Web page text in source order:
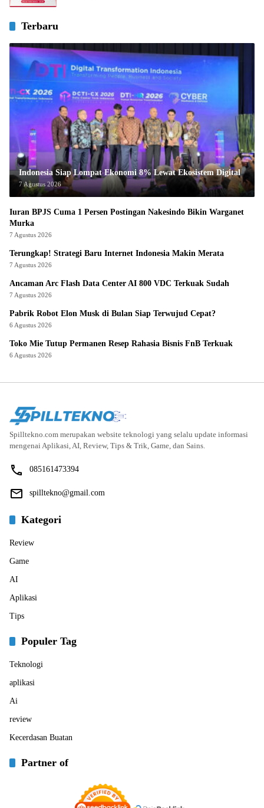
Terbaru
Indonesia Siap Lompat Ekonomi 8% Lewat Ekosistem Digital
7 Agustus 2026
Iuran BPJS Cuma 1 Persen Postingan Nakesindo Bikin Warganet
Murka
7 Agustus 2026
Terungkap! Strategi Baru Internet Indonesia Makin Merata
7 Agustus 2026
Ancaman Arc Flash Data Center AI 800 VDC Terkuak Sudah
7 Agustus 2026
Pabrik Robot Elon Musk di Bulan Siap Terwujud Cepat?
6 Agustus 2026
Toko Mie Tutup Permanen Resep Rahasia Bisnis FnB Terkuak
6 Agustus 2026
Spilltekno.com merupakan website teknologi yang selalu update informasi
mengenai Aplikasi, AI, Review, Tips & Trik, Game, dan Sains.
085161473394
spilltekno@gmail.com
Kategori
Review
Game
AI
Aplikasi
Tips
Populer Tag
Teknologi
aplikasi
Ai
review
Kecerdasan Buatan
Partner of